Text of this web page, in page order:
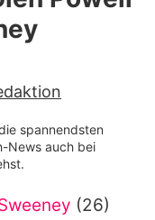
spannendsten
News auch bei
(26)